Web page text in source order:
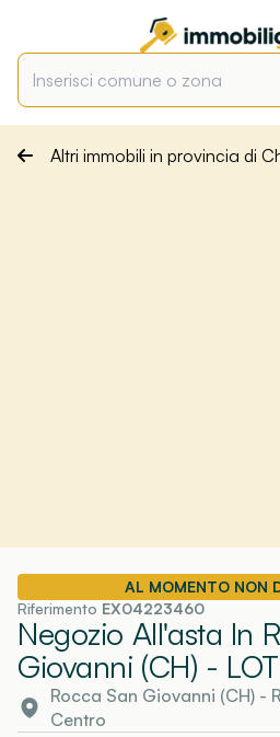
Altri immobili in provincia di
AL MOMENTO NON
Riferimento EX04223460
Negozio All'asta In
Giovanni (CH) -
Rocca San Giovanni (CH) -
Centro